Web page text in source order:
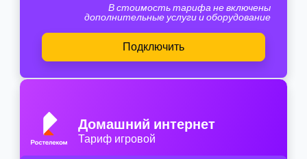
В стоимость тарифа не включены
дополнительные услуги и оборудование
Подключить
Домашний интернет
Тариф игровой